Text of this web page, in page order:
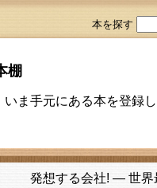
本を探す
棚
いま手元にある本を登録
発想する会社! ― 世界